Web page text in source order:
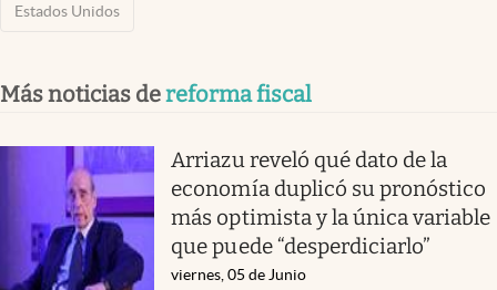
Estados Unidos
Más noticias dereforma fiscal
Arriazu reveló qué dato de la
economía duplicó su pronóstico
más optimista y la única variable
que puede “desperdiciarlo”
viernes, 05 de Junio